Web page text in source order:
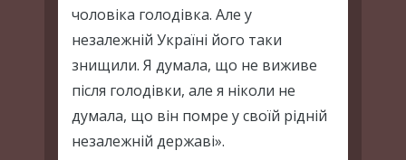
чоловіка голодівка. Але у
незалежній Україні його таки
знищили. Я думала, що не виживе
після голодівки, але я ніколи не
думала, що він помре у своїй рідній
незалежній державі».